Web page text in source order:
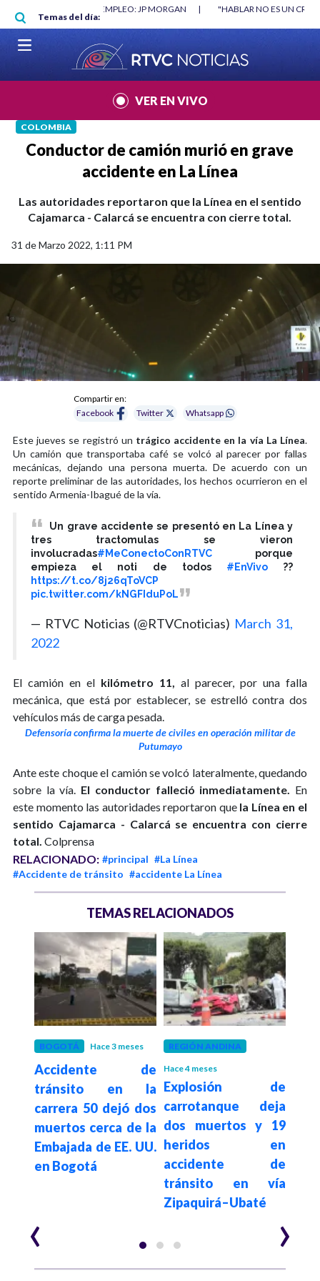
Pasar al contenido principal
Temas del día:
MÍNIMO NO DESTRUYÓ EMPLEO: JP MORGAN |
"HABLAR NO ES UN
MUNDIAL 2026
|
VER EN VIVO
COLOMBIA
Conductor de camión murió en grave
accidente en La Línea
Las autoridades reportaron que la Línea en el sentido
Cajamarca - Calarcá se encuentra con cierre total.
31 de Marzo 2022, 1:11 PM
Compartir en:
Facebook
Twitter Whatsapp
Este jueves se registró un trágico accidente en la vía La Línea.
Un camión que transportaba café se volcó al parecer por fallas
mecánicas, dejando una persona muerta. De acuerdo con un
reporte preliminar de las autoridades, los hechos ocurrieron en el
sentido Armenia-Ibagué de la vía.
Un grave accidente se presentó en La Línea y
tres tractomulas se vieron
involucradas#MeConectoConRTVC porque
empieza el noti de todos #EnVivo??
https://t.co/8j26qToVCP
pic.twitter.com/kNGFIduPoL
— RTVC Noticias (@RTVCnoticias) March 31,
2022
El camión en el kilómetro 11,
al parecer, por una falla
mecánica, que está por establecer, se estrelló contra dos
vehículos más de carga pesada.
Defensoría confirma la muerte de civiles en operación militar de
Putumayo
Ante este choque el camión se volcó lateralmente, quedando
sobre la vía. El conductor falleció inmediatamente.
En
este momento las autoridades reportaron que la Línea en el
sentido Cajamarca - Calarcá se encuentra con cierre
total. Colprensa
RELACIONADO: #principal #La Línea
#Accidente de tránsito #accidente La Línea
TEMAS RELACIONADOS
BOGOTÁ Hace 3 meses
Accidente de
tránsito en la
carrera 50 dejó dos
muertos cerca de la
Embajada de EE. UU.
en Bogotá
REGIÓN ANDINA
Hace 4 meses
Explosión de
carrotanque deja
dos muertos y 19
heridos en
accidente de
tránsito en vía
Zipaquirá–Ubaté
‹ ›